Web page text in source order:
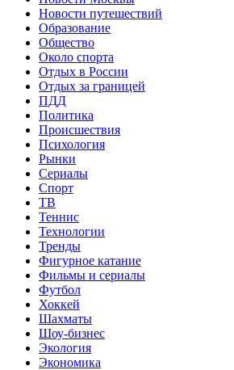
Новости путешествий
Образование
Общество
Около спорта
Отдых в России
Отдых за границей
ПДД
Политика
Происшествия
Психология
Рынки
Сериалы
Спорт
ТВ
Теннис
Технологии
Тренды
Фигурное катание
Фильмы и сериалы
Футбол
Хоккей
Шахматы
Шоу-бизнес
Экология
Экономика